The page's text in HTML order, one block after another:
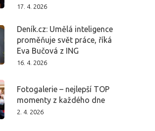
17. 4. 2026
Deník.cz: Umělá inteligence
proměňuje svět práce, říká
Eva Bučová z ING
16. 4. 2026
Fotogalerie – nejlepší TOP
momenty z každého dne
2. 4. 2026
Domů